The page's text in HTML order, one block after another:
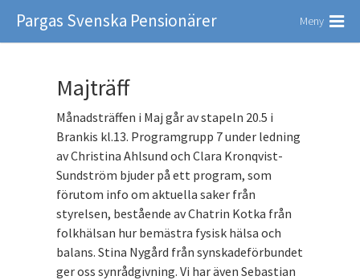
Pargas Svenska Pensionärer Meny
Majträff
Månadsträffen i Maj går av stapeln 20.5 i
Brankis kl.13. Programgrupp 7 under ledning
av Christina Ahlsund och Clara Kronqvist-
Sundström bjuder på ett program, som
förutom info om aktuella saker från
styrelsen, bestående av Chatrin Kotka från
folkhälsan hur bemästra fysisk hälsa och
balans. Stina Nygård från synskadeförbundet
ger oss synrådgivning. Vi har även Sebastian